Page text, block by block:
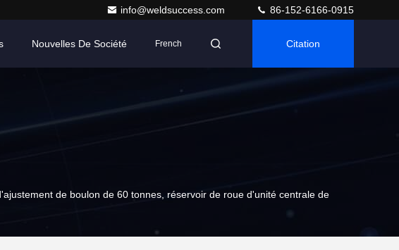
info@weldsuccess.com 86-152-6166-0915
Nouvelles De Société French Citation
de boulon de 60 tonnes, réservoir de roue d'unité centrale de